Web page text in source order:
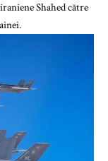
Shahed către